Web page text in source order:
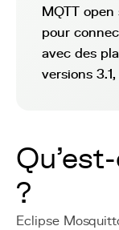
MQTT
pour
avec des
versions
?
Eclipse